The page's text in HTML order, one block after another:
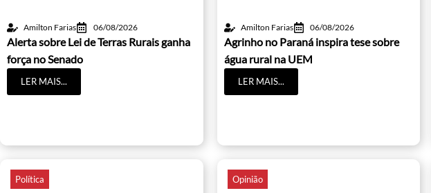
Amilton Farias 06/08/2026
Alerta sobre Lei de Terras Rurais ganha
força no Senado
LER MAIS...
Amilton Farias 06/08/2026
Agrinho no Paraná inspira tese sobre
água rural na UEM
LER MAIS...
Política Opinião